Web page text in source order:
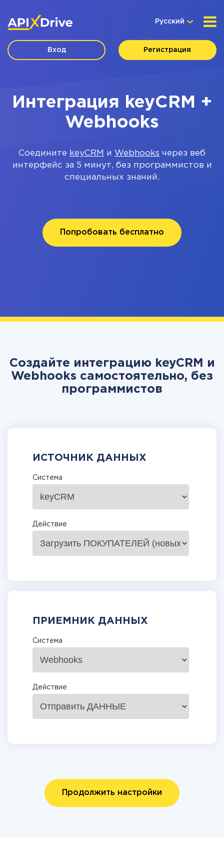
Русский
Вход Регистрация
Интеграция keyCRM +
Webhooks
Соедините keyCRM и Webhooks через веб
интерфейс за 5 минут, без программистов и
специальных знаний.
Попробовать бесплатно
Создайте интеграцию keyCRM и
Webhooks самостоятельно, без
программистов
ИСТОЧНИК ДАННЫХ
Система
Действие
ПРИЕМНИК ДАННЫХ
Система
Действие
Продолжить настройки